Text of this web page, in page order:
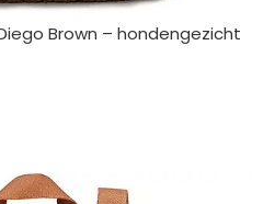
Brown – hondengezicht